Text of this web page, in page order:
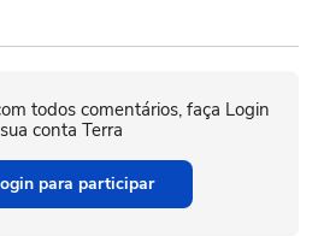
todos comentários, faça Login
conta Terra
para participar